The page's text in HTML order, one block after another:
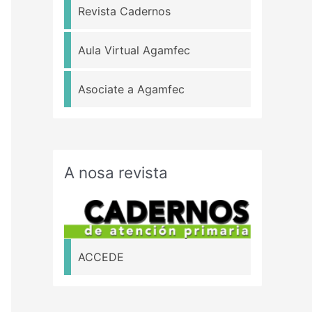
Revista Cadernos
Aula Virtual Agamfec
Asociate a Agamfec
A nosa revista
ACCEDE